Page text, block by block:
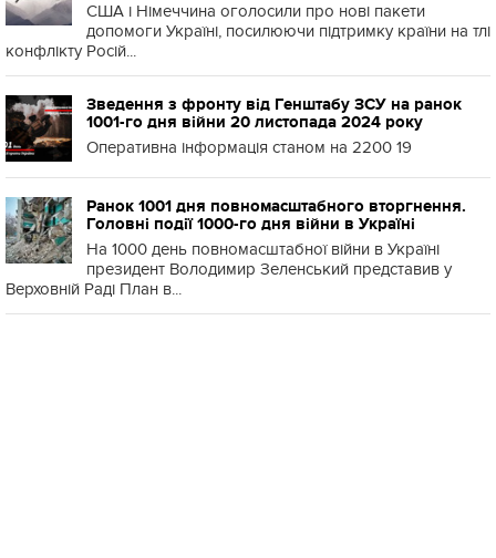
США і Німеччина оголосили про нові пакети
допомоги Україні, посилюючи підтримку країни на тлі
конфлікту Росій...
Зведення з фронту від Генштабу ЗСУ на ранок
1001-го дня війни 20 листопада 2024 року
Оперативна інформація станом на 2200 19
Ранок 1001 дня повномасштабного вторгнення.
Головні події 1000-го дня війни в Україні
На 1000 день повномасштабної війни в Україні
президент Володимир Зеленський представив у
Верховній Раді План в...